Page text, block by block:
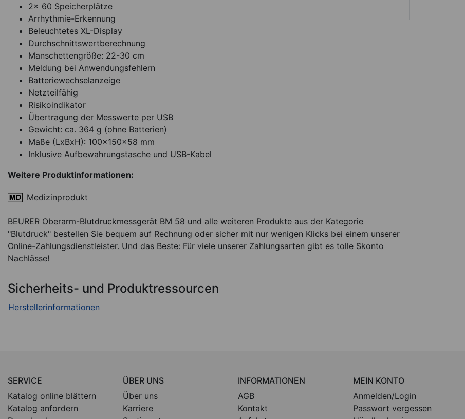
2x 60 Speicherplätze
Arrhythmie-Erkennung
Beleuchtetes XL-Display
Durchschnittswertberechnung
Manschettengröße: 22-30 cm
Meldung bei Anwendungsfehlern
Batteriewechselanzeige
Netzteilfähig
Risikoindikator
Übertragung der Messwerte per USB
Gewicht: ca. 364 g (ohne Batterien)
Maße (LxBxH): 100x150x58 mm
Inklusive Aufbewahrungstasche und USB-Kabel
Weitere Produktinformationen:
Medizinprodukt
BEURER Oberarm-Blutdruckmessgerät BM 58 und alle weiteren Produkte aus der Kategorie
"Blutdruck" bestellen Sie bequem auf Rechnung oder sicher mit nur wenigen Klicks bei einem unserer
Online-Zahlungsdienstleister. Und das Beste: Für viele unserer Zahlungsarten gibt es tolle Skonto
Nachlässe!
Sicherheits- und Produktressourcen
SERVICE
Katalog online blättern
Katalog anfordern
ÜBER UNS
Über uns
Karriere
INFORMATIONEN
AGB
Kontakt
MEIN KONTO
Anmelden/Login
Passwort vergessen